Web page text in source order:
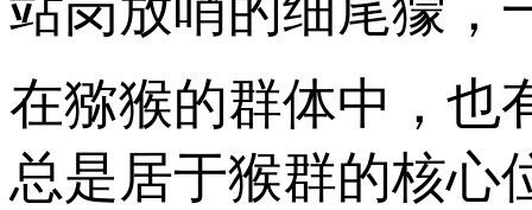
在猕猴的群体中，也
总是居于猴群的核心